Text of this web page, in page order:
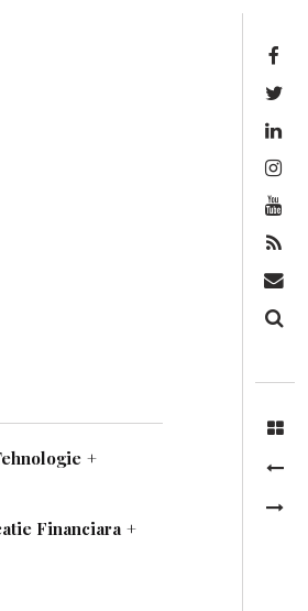
+
Financiara +